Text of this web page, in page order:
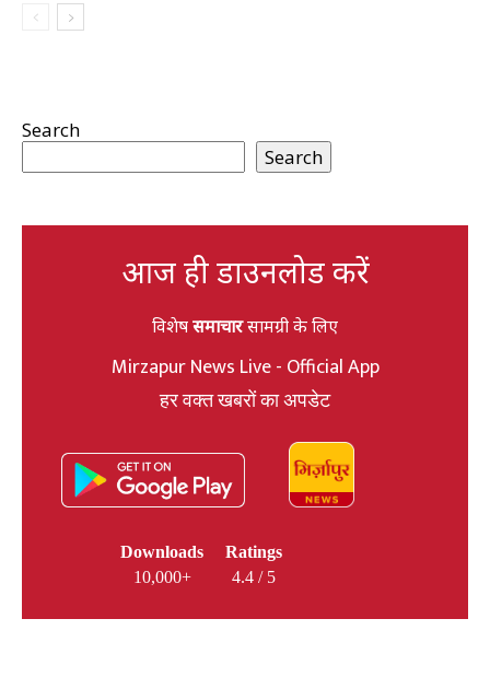
Search
Search
आज ही डाउनलोड करें
विशेषसमाचारसामग्री के लिए
Mirzapur News Live - Official App
हर वक्त खबरों का अपडेट
Downloads
10,000+
Ratings
4.4 / 5